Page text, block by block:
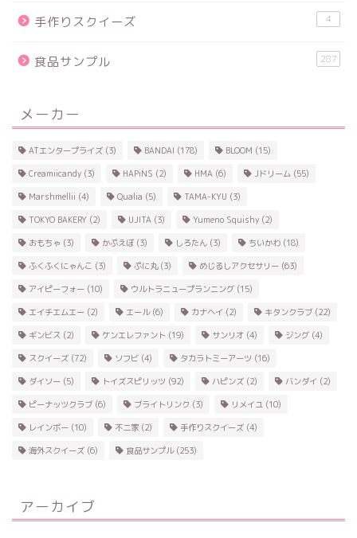
手作りスクイーズ 4
食品サンプル 287
メーカー
ATエンタープライズ (3) BANDAI (178) BLOOM (15)
Creamiicandy (3) HAPiNS (2) HMA (6) Jドリーム (55)
Marshmellii (4) Qualia (5) TAMA-KYU (3)
TOKYO BAKERY (2) UJITA (3) Yumeno Squishy (2)
おもちゃ (3) かぷえぼ (3) しろたん (3) ちいかわ (18)
ふくふくにゃんこ (3) ぷに丸(3) めじるしアクセサリー (63)
アイピーフォー (10) ウルトラニュープランニング (15)
エイチエムエー (2) エール(6) カナヘイ (2) キタンクラブ (22)
ギンビス (2) ケンエレファント (19) サンリオ (4) ジング (4)
スクイーズ (72) ソフビ (4) タカラトミーアーツ (16)
ダイソー (5) トイズスピリッツ (92) ハピンズ (2) バンダイ (2)
ピーナッツクラブ (6) ブライトリンク (3) リメイユ (10)
レインボー (10) 不二家 (2) 手作りスクイーズ (4)
海外スクイーズ (6) 食品サンプル(253)
アーカイブ